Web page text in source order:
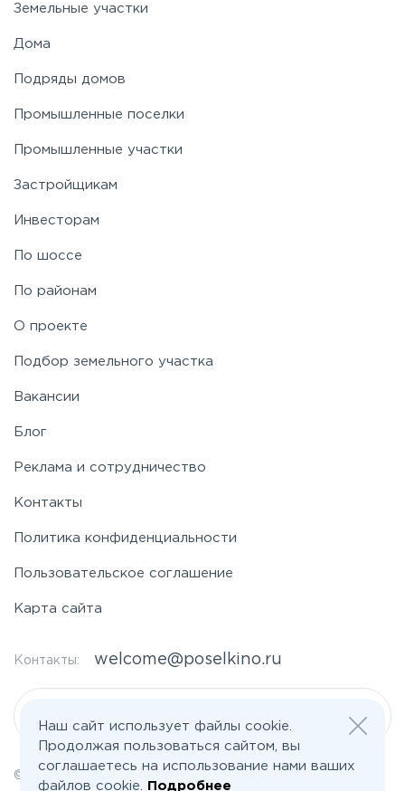
Земельные участки
Дома
Подряды домов
Промышленные поселки
Промышленные участки
Застройщикам
Инвесторам
По шоссе
По районам
О проекте
Подбор земельного участка
Вакансии
Блог
Реклама и сотрудничество
Контакты
Политика конфиденциальности
Пользовательское соглашение
Карта сайта
Контакты: welcome@poselkino.ru
© 2026 Все права защищены | poselkino.ru
Наш сайт использует файлы cookie.
Продолжая пользоваться сайтом, вы
соглашаетесь на использование нами ваших
файлов cookie.
Подробнее